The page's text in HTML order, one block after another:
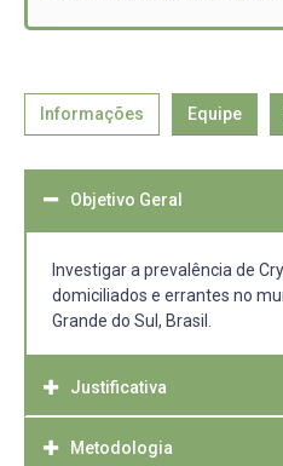
Informações Equipe
Objetivo Geral
Investigar a prevalência de
domiciliados e errantes no
Grande do Sul, Brasil.
Justificativa
A Criptosporidiose é uma
Metodologia